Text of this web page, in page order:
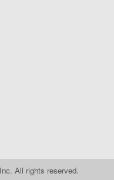
All rights reserved.